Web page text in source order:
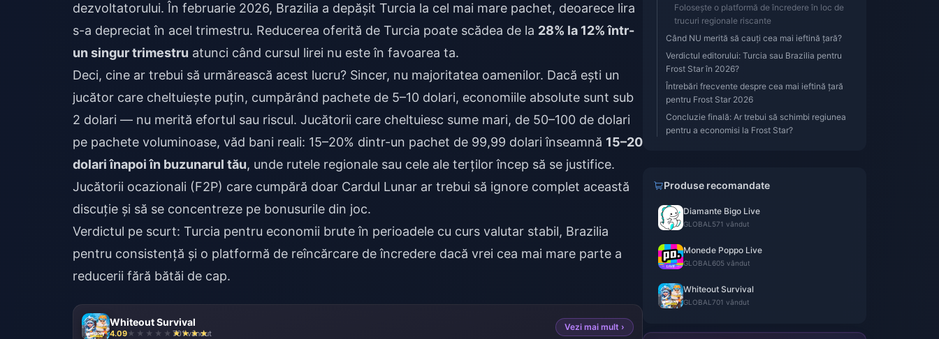
dezvoltatorului. În februarie 2026, Brazilia a depășit Turcia la cel mai mare pachet, deoarece lira
s-a depreciat în acel trimestru. Reducerea oferită de Turcia poate scădea de la 28% la 12% într-
un singur trimestru atunci când cursul lirei nu este în favoarea ta.
Deci, cine ar trebui să urmărească acest lucru? Sincer, nu majoritatea oamenilor. Dacă ești un
jucător care cheltuiește puțin, cumpărând pachete de 5–10 dolari, economiile absolute sunt sub
2 dolari — nu merită efortul sau riscul. Jucătorii care cheltuiesc sume mari, de 50–100 de dolari
pe pachete voluminoase, văd bani reali: 15–20% dintr-un pachet de 99,99 dolari înseamnă 15–20
dolari înapoi în buzunarul tău, unde rutele regionale sau cele ale terților încep să se justifice.
Jucătorii ocazionali (F2P) care cumpără doar Cardul Lunar ar trebui să ignore complet această
discuție și să se concentreze pe bonusurile din joc.
Verdictul pe scurt: Turcia pentru economii brute în perioadele cu curs valutar stabil, Brazilia
pentru consistență și o platformă de reîncărcare de încredere dacă vrei cea mai mare parte a
reducerii fără bătăi de cap.
Whiteout Survival
4.09 701 vândut
Vezi mai mult ›
Folosește o platformă de încredere în loc de
trucuri regionale riscante
Când NU merită să cauți cea mai ieftină țară?
Verdictul editorului: Turcia sau Brazilia pentru
Frost Star în 2026?
Întrebări frecvente despre cea mai ieftină țară
pentru Frost Star 2026
Concluzie finală: Ar trebui să schimbi regiunea
pentru a economisi la Frost Star?
Produse recomandate
Diamante Bigo Live
GLOBAL 571 vândut
Monede Poppo Live
GLOBAL 605 vândut
Whiteout Survival
GLOBAL 701 vândut